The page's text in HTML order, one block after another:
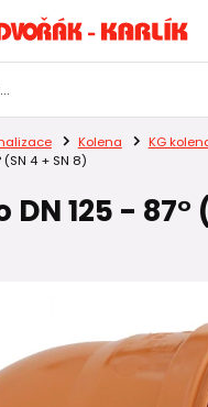
Kolena
KG
(SN 4 + SN 8)
DN 125 - 87°